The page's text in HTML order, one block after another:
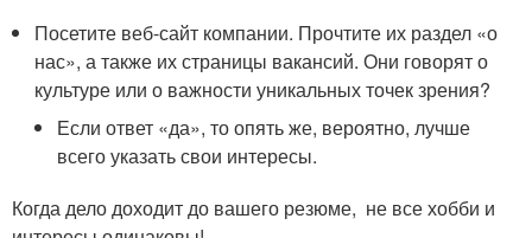
Посетите веб-сайт компании. Прочтите их раздел «о
нас», а также их страницы вакансий. Они говорят о
культуре или о важности уникальных точек зрения?
Если ответ «да», то опять же, вероятно, лучше
всего указать свои интересы.
Когда дело доходит до вашего резюме, не все хобби и